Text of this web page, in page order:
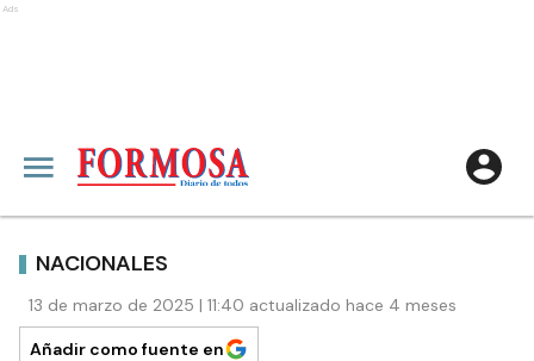
Ads
NACIONALES
13 de marzo de 2025 | 11:40 actualizado hace 4 meses
Añadir como fuente en